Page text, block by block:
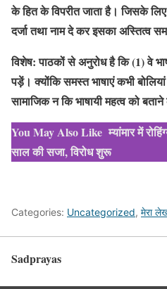
के हित के विपरीत जाता है। जिसके
दर्जा तथा नाम दे कर इसका अस्तित्व
विशेष: पाठकों से अनुरोध है कि (1) वे
पड़ें। क्योंकि समस्त भाषाएं कभी
सामाजिक न कि भाषायी महत्व को
You May Also Like म्यांमार में
साल की सजा, विरोध शुरू
Categories: Uncategorized, मेरा
Sadprayas